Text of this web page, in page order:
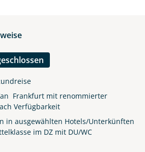
an Frankfurt mit renommierter
Verfügbarkeit
in ausgewählten Hotels/Unterkünften
im DZ mit DU/WC